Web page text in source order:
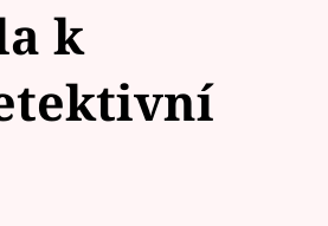
k